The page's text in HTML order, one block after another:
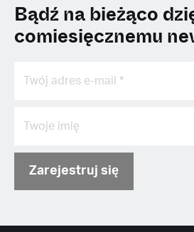
Bądź na bieżąco
comiesięcznemu
Zarejestruj się